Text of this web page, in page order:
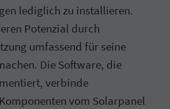
lediglich zu installieren.
Potenzial durch
umfassend für seine
Die Software, die
verbinde
vom Solarpanel